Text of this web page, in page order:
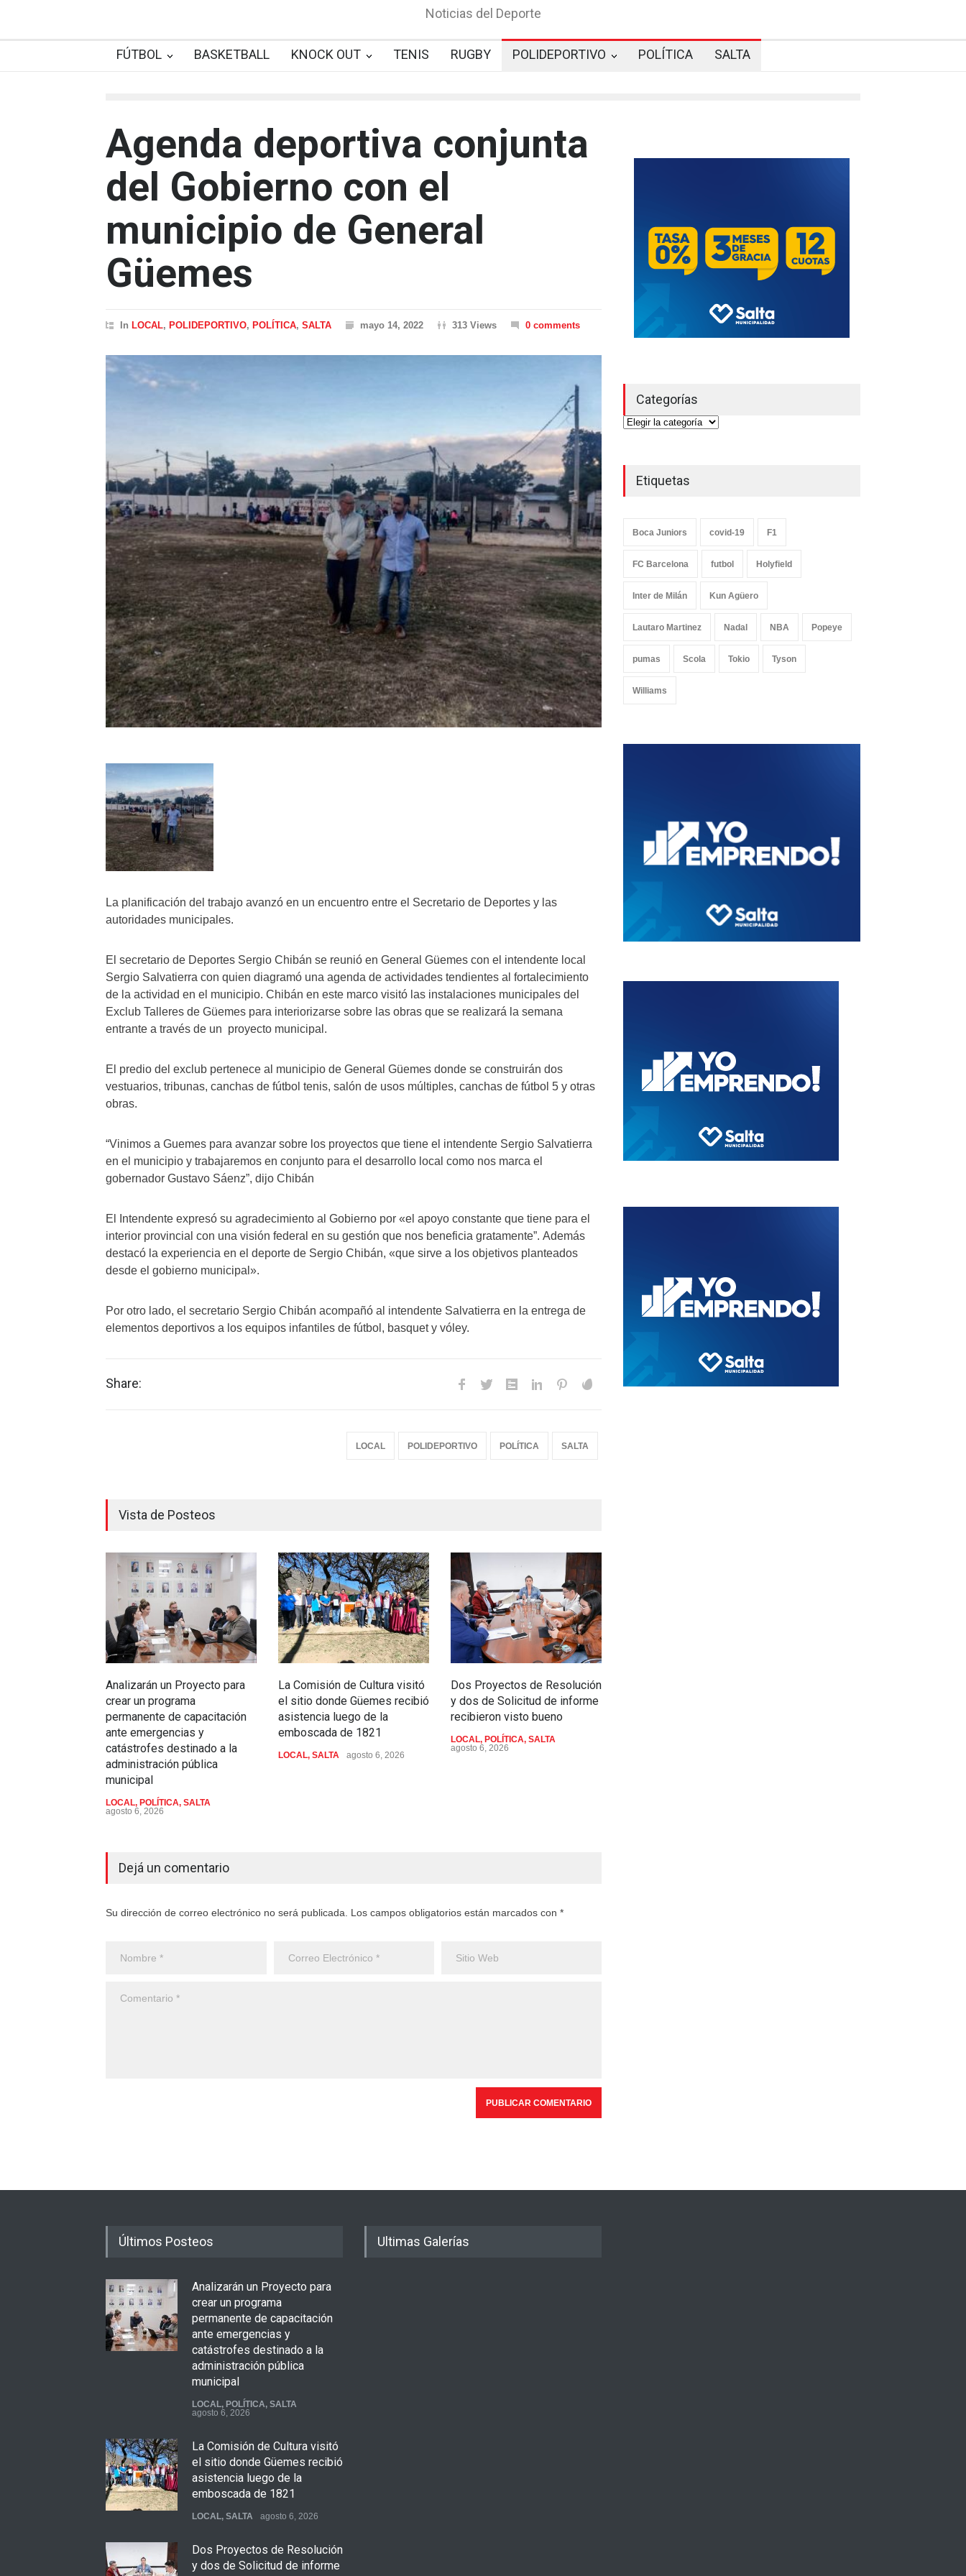
Noticias del Deporte
FÚTBOL BASKETBALL KNOCK OUT TENIS RUGBY POLIDEPORTIVO POLÍTICA SALTA
Agenda deportiva conjunta
del Gobierno con el
municipio de General
Güemes
In LOCAL, POLIDEPORTIVO, POLÍTICA, SALTA mayo 14, 2022 313 Views 0 comments
La planificación del trabajo avanzó en un encuentro entre el Secretario de Deportes y las
autoridades municipales.
El secretario de Deportes Sergio Chibán se reunió en General Güemes con el intendente local
Sergio Salvatierra con quien diagramó una agenda de actividades tendientes al fortalecimiento
de la actividad en el municipio. Chibán en este marco visitó las instalaciones municipales del
Exclub Talleres de Güemes para interiorizarse sobre las obras que se realizará la semana
entrante a través de un proyecto municipal.
El predio del exclub pertenece al municipio de General Güemes donde se construirán dos
vestuarios, tribunas, canchas de fútbol tenis, salón de usos múltiples, canchas de fútbol 5 y otras
obras.
“Vinimos a Guemes para avanzar sobre los proyectos que tiene el intendente Sergio Salvatierra
en el municipio y trabajaremos en conjunto para el desarrollo local como nos marca el
gobernador Gustavo Sáenz”, dijo Chibán
El Intendente expresó su agradecimiento al Gobierno por «el apoyo constante que tiene para el
interior provincial con una visión federal en su gestión que nos beneficia gratamente”. Además
destacó la experiencia en el deporte de Sergio Chibán, «que sirve a los objetivos planteados
desde el gobierno municipal».
Por otro lado, el secretario Sergio Chibán acompañó al intendente Salvatierra en la entrega de
elementos deportivos a los equipos infantiles de fútbol, basquet y vóley.
Share:
LOCAL POLIDEPORTIVO POLÍTICA SALTA
Vista de Posteos
Analizarán un Proyecto para
crear un programa
permanente de capacitación
ante emergencias y
catástrofes destinado a la
administración pública
municipal
LOCAL, POLÍTICA, SALTA
agosto 6, 2026
La Comisión de Cultura visitó
el sitio donde Güemes recibió
asistencia luego de la
emboscada de 1821
LOCAL, SALTA agosto 6, 2026
Dos Proyectos de Resolución
y dos de Solicitud de informe
recibieron visto bueno
LOCAL, POLÍTICA, SALTA
agosto 6, 2026
Dejá un comentario
Su dirección de correo electrónico no será publicada. Los campos obligatorios están marcados con *
Categorías
Categorías
Etiquetas
Boca Juniors covid-19 F1
FC Barcelona futbol Holyfield
Inter de Milán Kun Agüero
Lautaro Martinez Nadal NBA Popeye
pumas Scola Tokio Tyson
Williams
Últimos Posteos
Analizarán un Proyecto para
crear un programa
permanente de capacitación
ante emergencias y
catástrofes destinado a la
administración pública
municipal
LOCAL, POLÍTICA, SALTA
agosto 6, 2026
La Comisión de Cultura visitó
el sitio donde Güemes recibió
asistencia luego de la
emboscada de 1821
LOCAL, SALTA agosto 6, 2026
Dos Proyectos de Resolución
y dos de Solicitud de informe
Ultimas Galerías